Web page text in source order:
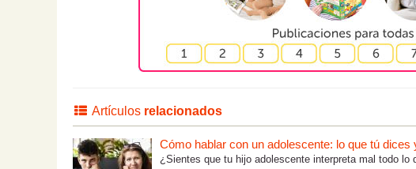
Artículos relacionados
Cómo hablar con un adolescente: lo que tú dices
¿Sientes que tu hijo adolescente interpreta mal todo